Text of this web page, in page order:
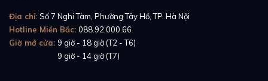
Địa chỉ: Số 7 Nghi Tàm, Phường Tây Hồ, TP. Hà Nội
Hotline Miền Bắc: 088.92.000.66
Giờ mở cửa: 9 giờ - 18 giờ (T2 - T6)
9 giờ - 14 giờ (T7)